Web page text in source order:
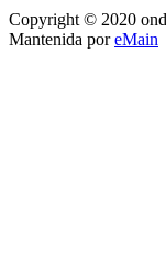
Copyright © 2020
Mantenida poreMain